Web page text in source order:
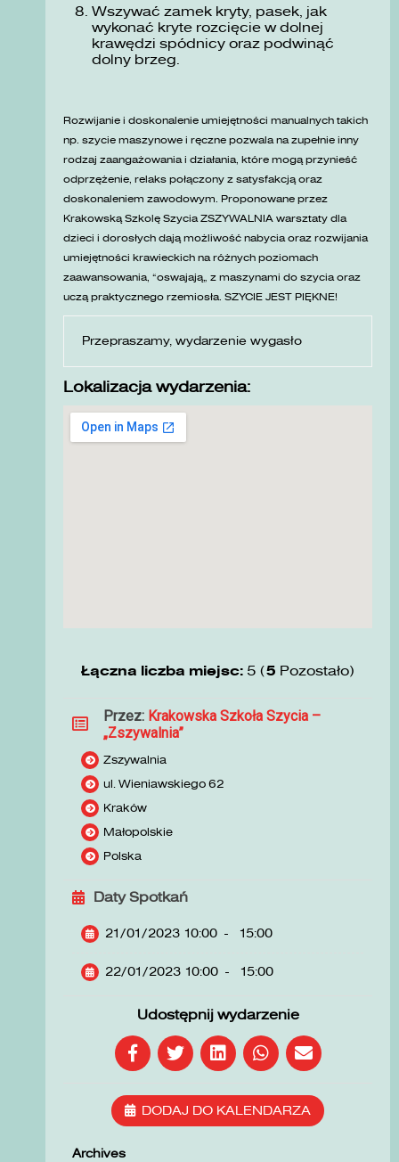
Wszywać zamek kryty, pasek, jak
wykonać kryte rozcięcie w dolnej
krawędzi spódnicy oraz podwinąć
dolny brzeg.
Rozwijanie i doskonalenie umiejętności manualnych takich
np. szycie maszynowe i ręczne pozwala na zupełnie inny
rodzaj zaangażowania i działania, które mogą przynieść
odprzężenie, relaks połączony z satysfakcją oraz
doskonaleniem zawodowym. Proponowane przez
Krakowską Szkolę Szycia ZSZYWALNIA warsztaty dla
dzieci i dorosłych dają możliwość nabycia oraz rozwijania
umiejętności krawieckich na różnych poziomach
zaawansowania, „oswajają” z maszynami do szycia oraz
uczą praktycznego rzemiosła. SZYCIE JEST PIĘKNE!
Przepraszamy, wydarzenie wygasło
Lokalizacja wydarzenia:
Łączna liczba miejsc: 5 (5 Pozostało)
Przez: Krakowska Szkoła Szycia –
„Zszywalnia”
Zszywalnia
ul. Wieniawskiego 62
Kraków
Małopolskie
Polska
Daty Spotkań
21/01/2023 10:00 - 15:00
22/01/2023 10:00 - 15:00
Udostępnij wydarzenie
DODAJ DO KALENDARZA
Archives